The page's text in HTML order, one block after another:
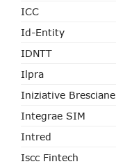
ICC
Id-Entity
IDNTT
Ilpra
Iniziative Bresciane
Integrae SIM
Intred
Iscc Fintech